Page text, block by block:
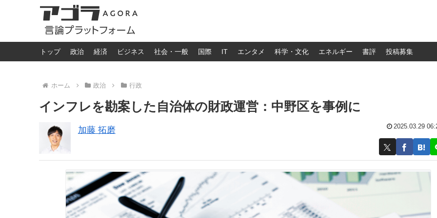
トップ 政治 経済 ビジネス 社会・一般 国際 IT エンタメ 科学・文化 エネルギー 書評 投稿募集
ホーム 政治 行政
インフレを勘案した自治体の財政運営：中野区を事例に
加藤 拓磨 2025.03.29